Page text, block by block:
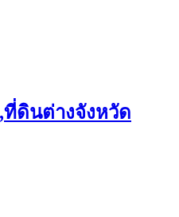
ดินต่างจังหวัด